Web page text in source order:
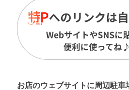
お店のウェブサイトに周辺駐車